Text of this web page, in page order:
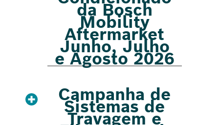
da Bosch
Mobility
Aftermarket
Junho, Julho
e Agosto 2026
Campanha de
Sistemas de
Travagem e